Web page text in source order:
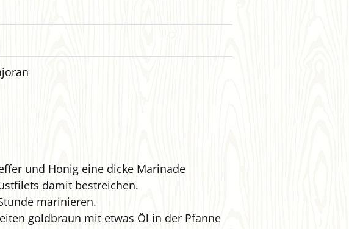
und Honig eine dicke Marinade
damit bestreichen.
marinieren.
goldbraun mit etwas Öl in der Pfanne